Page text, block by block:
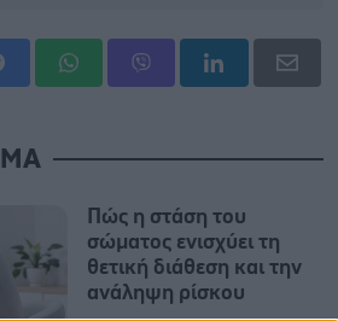
Πώς η στάση του
σώματος ενισχύει τη
θετική διάθεση και την
ανάληψη ρίσκου